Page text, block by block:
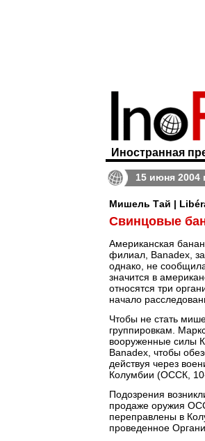
Иностранная
15 июня 2004
Мишель Тай |
Свинцовые
Американская
филиал, Banadex,
однако, не
значится в
относятся три
начало
Чтобы не стать
группировкам.
вооруженные силы
Banadex, чтобы
действуя через
Колумбии (ОССК,
Подозрения
продаже оружия
переправлены в
проведенное